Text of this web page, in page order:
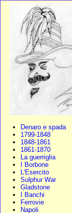
Denaro e spada
1799-1848
1848-1861
1861-1870
La guerriglia
I Borbone
L'Esercito
Sulphur War
Gladstone
I Banchi
Ferrovie
Napoli